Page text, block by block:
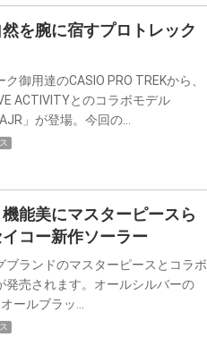
を腕に宿すプロトレック
御用達のCASIO PRO TREKから、
ACTIVITYとのコラボモデル
」が登場。今回の…
能美にマスターピースら
コー新作ソーラー
ブランドのマスターピースとコラボ
発売されます。オールシルバーの
ールブラッ…